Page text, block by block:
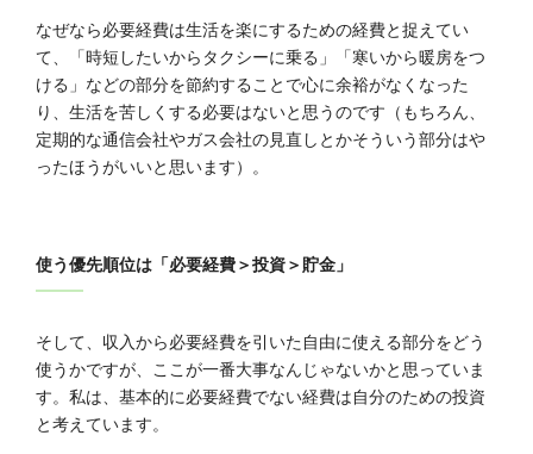
なぜなら必要経費は生活を楽にするための経費と捉えてい
て、「時短したいからタクシーに乗る」「寒いから暖房をつ
ける」などの部分を節約することで心に余裕がなくなった
り、生活を苦しくする必要はないと思うのです（もちろん、
定期的な通信会社やガス会社の見直しとかそういう部分はや
ったほうがいいと思います）。
使う優先順位は「必要経費＞投資＞貯金」
そして、収入から必要経費を引いた自由に使える部分をどう
使うかですが、ここが一番大事なんじゃないかと思っていま
す。私は、基本的に必要経費でない経費は自分のための投資
と考えています。